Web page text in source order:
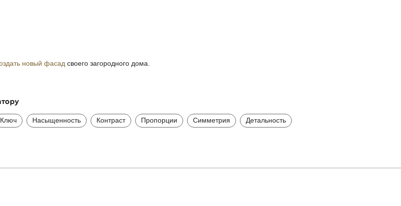
новый фасад своего загородного дома.
Ключ Насыщенность Контраст Пропорции Симметрия Детальность